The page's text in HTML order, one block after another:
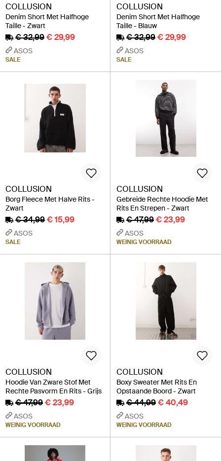
COLLUSION
Denim Short Met Halfhoge
Taille - Zwart
€ 32,99€ 29,99
ASOS
SALE
COLLUSION
Denim Short Met Halfhoge
Taille - Blauw
€ 32,99€ 29,99
ASOS
SALE
COLLUSION
Borg Fleece Met Halve Rits -
Zwart
€ 34,99€ 15,99
ASOS
SALE
COLLUSION
Gebreide Rechte Hoodie Met
Rits En Strepen - Zwart
€ 47,99€ 23,99
ASOS
WEINIG VOORRAAD
COLLUSION
Hoodie Van Zware Stof Met
Rechte Pasvorm En Rits - Grijs
€ 47,99€ 23,99
ASOS
WEINIG VOORRAAD
COLLUSION
Boxy Sweater Met Rits En
Opstaande Boord - Zwart
€ 44,99€ 40,49
ASOS
WEINIG VOORRAAD